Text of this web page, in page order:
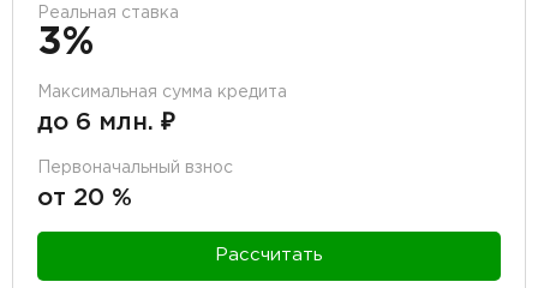
Реальная ставка
3%
Максимальная сумма кредита
до 6 млн. ₽
Первоначальный взнос
от 20 %
Рассчитать